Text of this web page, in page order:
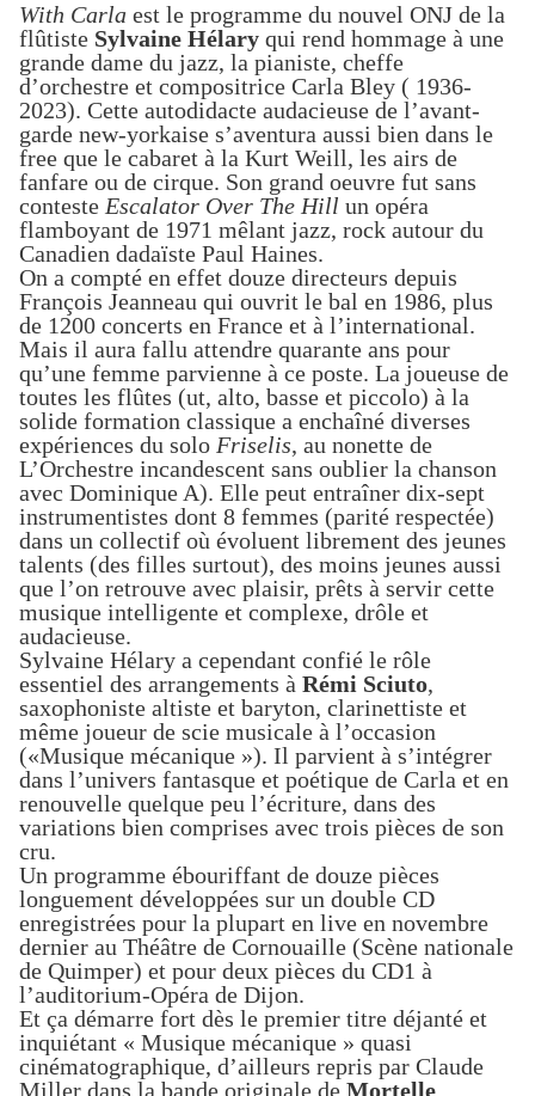
With Carla est le programme du nouvel ONJ de la
flûtiste Sylvaine Hélary qui rend hommage à une
grande dame du jazz, la pianiste, cheffe
d’orchestre et compositrice Carla Bley ( 1936-
2023). Cette autodidacte audacieuse de l’avant-
garde new-yorkaise s’aventura aussi bien dans le
free que le cabaret à la Kurt Weill, les airs de
fanfare ou de cirque. Son grand oeuvre fut sans
conteste Escalator Over The Hill un opéra
flamboyant de 1971 mêlant jazz, rock autour du
Canadien dadaïste Paul Haines.
On a compté en effet douze directeurs depuis
François Jeanneau qui ouvrit le bal en 1986, plus
de 1200 concerts en France et à l’international.
Mais il aura fallu attendre quarante ans pour
qu’une femme parvienne à ce poste. La joueuse de
toutes les flûtes (ut, alto, basse et piccolo) à la
solide formation classique a enchaîné diverses
expériences du solo Friselis, au nonette de
L’Orchestre incandescent sans oublier la chanson
avec Dominique A). Elle peut entraîner dix-sept
instrumentistes dont 8 femmes (parité respectée)
dans un collectif où évoluent librement des jeunes
talents (des filles surtout), des moins jeunes aussi
que l’on retrouve avec plaisir, prêts à servir cette
musique intelligente et complexe, drôle et
audacieuse.
Sylvaine Hélary a cependant confié le rôle
essentiel des arrangements à Rémi Sciuto,
saxophoniste altiste et baryton, clarinettiste et
même joueur de scie musicale à l’occasion
(«Musique mécanique »). Il parvient à s’intégrer
dans l’univers fantasque et poétique de Carla et en
renouvelle quelque peu l’écriture, dans des
variations bien comprises avec trois pièces de son
cru.
Un programme ébouriffant de douze pièces
longuement développées sur un double CD
enregistrées pour la plupart en live en novembre
dernier au Théâtre de Cornouaille (Scène nationale
de Quimper) et pour deux pièces du CD1 à
l’auditorium-Opéra de Dijon.
Et ça démarre fort dès le premier titre déjanté et
inquiétant « Musique mécanique » quasi
cinématographique, d’ailleurs repris par Claude
Miller dans la bande originale de Mortelle